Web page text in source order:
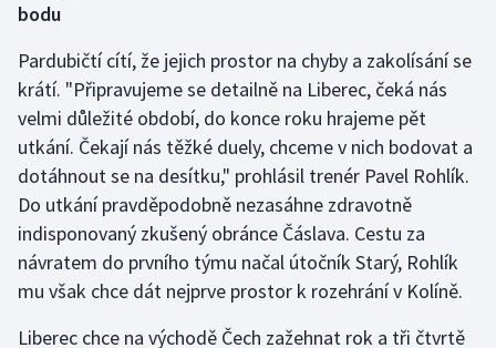
bodu
Pardubičtí cítí, že jejich prostor na chyby a zakolísání se
krátí. "Připravujeme se detailně na Liberec, čeká nás
velmi důležité období, do konce roku hrajeme pět
utkání. Čekají nás těžké duely, chceme v nich bodovat a
dotáhnout se na desítku," prohlásil trenér Pavel Rohlík.
Do utkání pravděpodobně nezasáhne zdravotně
indisponovaný zkušený obránce Čáslava. Cestu za
návratem do prvního týmu načal útočník Starý, Rohlík
mu však chce dát nejprve prostor k rozehrání v Kolíně.
Liberec chce na východě Čech zažehnat rok a tři čtvrtě